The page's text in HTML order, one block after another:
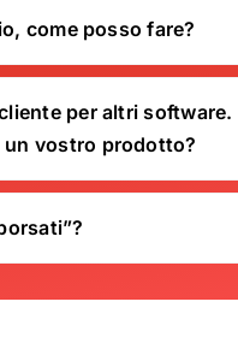
come posso fare?
per altri
un vostro prodotto?